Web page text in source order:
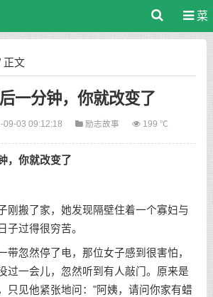
菜
文
一分钟，你就改变了
09-03 09:12:18 励志故事 199 ℃
，你就改变了
搬了家，她发现隔壁住着一个寡妇与
子过得很穷苦。
忽然停了电，那位女子感到很害怕，
过一会儿，忽然听到有人敲门。原来是
只见他紧张地问："阿姨，请问你家有蜡